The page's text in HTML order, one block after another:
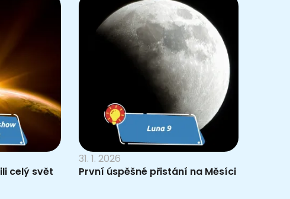
celý svět
31. 1. 2026
První úspěšné přistání na Měsíci